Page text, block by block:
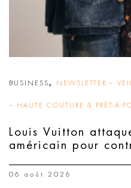
BUSINESS, NEWSLETTER –
– HAUTE COUTURE & PRÊT-À-
Louis Vuitton
américain pour
06 août 2026